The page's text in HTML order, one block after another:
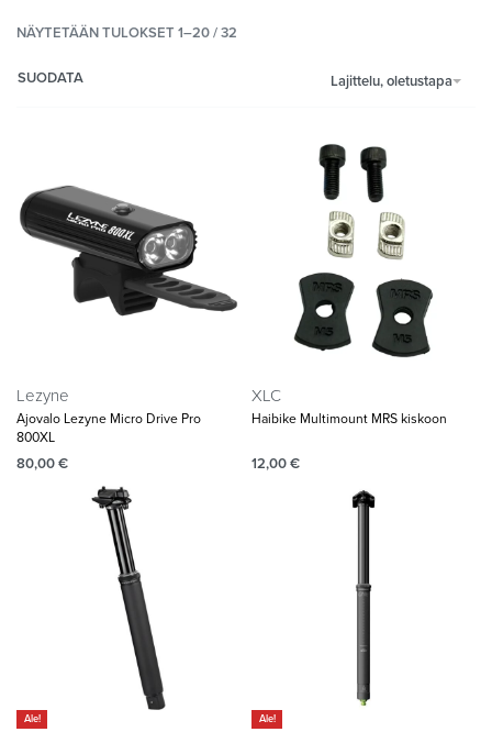
NÄYTETÄÄN TULOKSET 1–20 / 32
Lajittelu, oletustapa
SUODATA
Lezyne
Ajovalo Lezyne Micro Drive Pro
800XL
80,00€
XLC
Haibike Multimount MRS kiskoon
12,00€
Ale! Ale!